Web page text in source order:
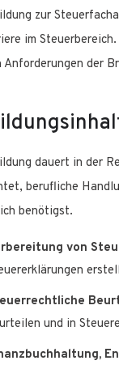
zur
im
der
dauert in der
berufliche
benötigst.
von
und in